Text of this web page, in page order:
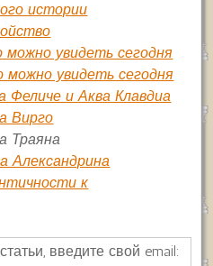
истории
можно увидеть сегодня
можно увидеть сегодня
Феличе и Аква Клавдиа
Вирго
Траяна
Александрина
к
введите свой email: